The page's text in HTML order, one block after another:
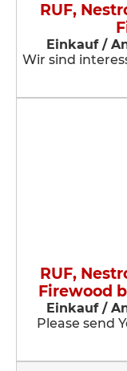
RUF,
Einkauf /
Wir sind
RUF,
Firewood
Einkauf /
Please send